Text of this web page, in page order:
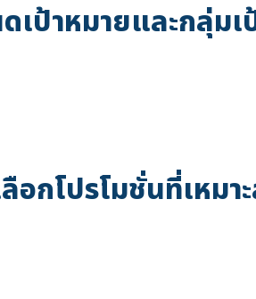
เป้าหมายและกลุ่มเ
อกโปรโมชั่นที่เหมา